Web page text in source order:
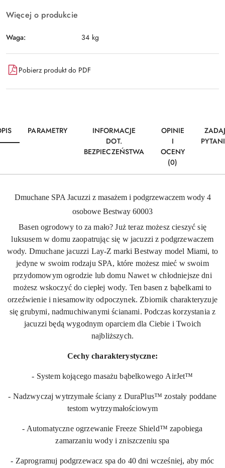
Więcej o produkcie
Waga: 34 kg
Pobierz produkt do PDF
PARAMETRY
INFORMACJE
DOT.
BEZPIECZEŃSTWA
OPINIE
I
OCENY
(0)
Dmuchane SPA Jacuzzi z masażem i podgrzewaczem wody 4
osobowe Bestway 60003
Basen ogrodowy to za mało? Już teraz możesz cieszyć się
luksusem w domu zaopatrując się w jacuzzi z podgrzewaczem
wody. Dmuchane jacuzzi Lay-Z marki Bestway model Miami, to
jedyne w swoim rodzaju SPA, które możesz mieć w swoim
przydomowym ogrodzie lub domu Nawet w chłodniejsze dni
możesz wskoczyć do ciepłej wody. Ten basen z bąbelkami to
orzeźwienie i niesamowity odpoczynek. Zbiornik charakteryzuje
się grubymi, nadmuchiwanymi ścianami. Podczas korzystania z
jacuzzi będą wygodnym oparciem dla Ciebie i Twoich
najbliższych.
Cechy charakterystyczne:
- System kojącego masażu bąbelkowego AirJet™
- Nadzwyczaj wytrzymałe ściany z DuraPlus™ zostały poddane
testom wytrzymałościowym
- Automatyczne ogrzewanie Freeze Shield™ zapobiega
zamarzaniu wody i zniszczeniu spa
- Zaprogramuj podgrzewacz spa do 40 dni wcześniej, aby móc